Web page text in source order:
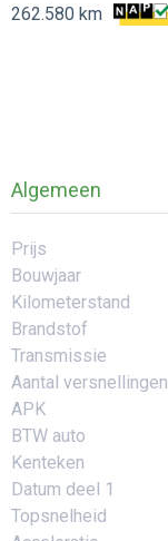
262.580 km
Algemeen
Prijs
Bouwjaar
Kilometerstand
Brandstof
Transmissie
Aantal versnellingen
APK
BTW auto
Kenteken
Datum deel 1
Topsnelheid